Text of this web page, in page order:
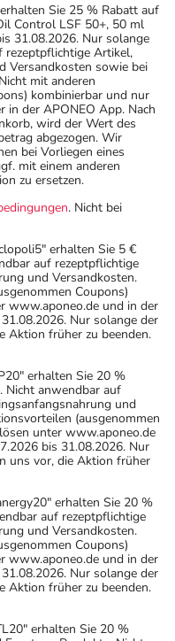
Sie 25 % Rabatt auf
Control LSF 50+, 50 ml
31.08.2026. Nur solange
rezeptpflichtige Artikel,
Versandkosten sowie bei
mit anderen
kombinierbar und nur
in der APONEO App. Nach
wird der Wert des
abgezogen. Wir
bei Vorliegen eines
mit einem anderen
zu ersetzen.
. Nicht bei
erhalten Sie 5 €
auf rezeptpflichtige
und Versandkosten.
Coupons)
www.aponeo.de und in der
Nur solange der
Aktion früher zu beenden.
erhalten Sie 20 %
Nicht anwendbar auf
und
(ausgenommen
unter www.aponeo.de
bis 31.08.2026. Nur
uns vor, die Aktion früher
erhalten Sie 20 %
auf rezeptpflichtige
und Versandkosten.
Coupons)
www.aponeo.de und in der
Nur solange der
Aktion früher zu beenden.
erhalten Sie 20 %